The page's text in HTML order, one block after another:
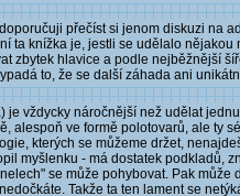
přečíst si jenom diskuzi na
ta knížka je, jestli se udělalo nějakou
zbytek hlavice a podle nejběžnější
to, že se další záhada ani
vždycky náročnější než udělat
alespoň ve formě polotovarů, ale ty
kterých se můžeme držet,
myšlenku - má dostatek podkladů,
se může pohybovat. Pak
Takže ta ten lament se